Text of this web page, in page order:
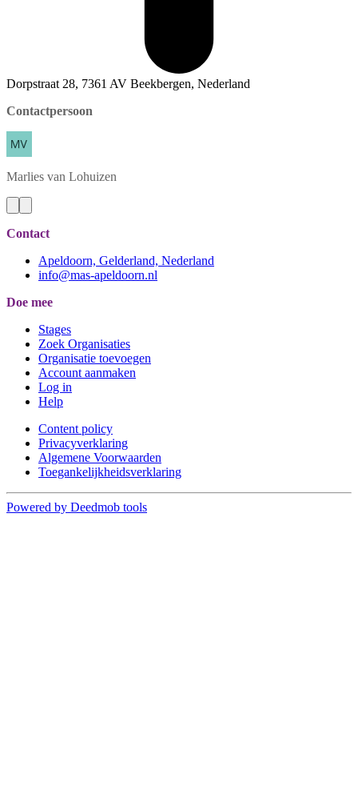
Dorpstraat 28, 7361 AV Beekbergen, Nederland
Contactpersoon
Marlies van Lohuizen
Contact
Apeldoorn, Gelderland, Nederland
info@mas-apeldoorn.nl
Doe mee
Stages
Zoek Organisaties
Organisatie toevoegen
Account aanmaken
Log in
Help
Content policy
Privacyverklaring
Algemene Voorwaarden
Toegankelijkheidsverklaring
Powered by Deedmob tools